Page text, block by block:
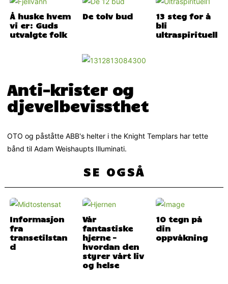
Å huske hvem
vi er: Guds
utvalgte folk
De tolv bud
13 steg for å
bli
ultraspirituell
Anti-krister og
djevelbevissthet
OTO og påståtte ABB's helter i the Knight Templars har tette
bånd til Adam Weishaupts Illuminati.
SE OGSÅ
Informasjon
fra
transetilstan
d
Vår
fantastiske
hjerne –
hvordan den
styrer vårt liv
og helse
10 tegn på
din
oppvåkning